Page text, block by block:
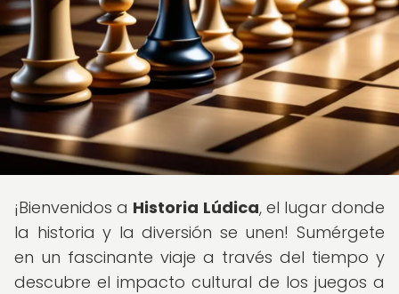
¡Bienvenidos a Historia Lúdica, el lugar donde
la historia y la diversión se unen! Sumérgete
en un fascinante viaje a través del tiempo y
descubre el impacto cultural de los juegos a